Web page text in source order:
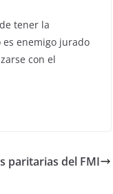
tener la
enemigo jurado
con el
paritarias del FMI